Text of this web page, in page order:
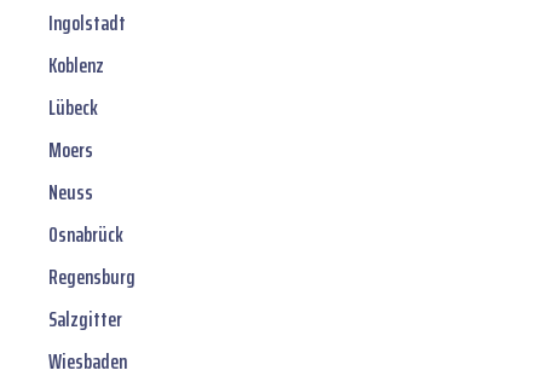
Ingolstadt
Koblenz
Lübeck
Moers
Neuss
Osnabrück
Regensburg
Salzgitter
Wiesbaden